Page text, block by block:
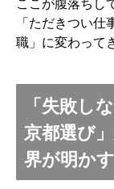
「ただきつい
職」に変わって
「失敗し
京都選び
界が明かす